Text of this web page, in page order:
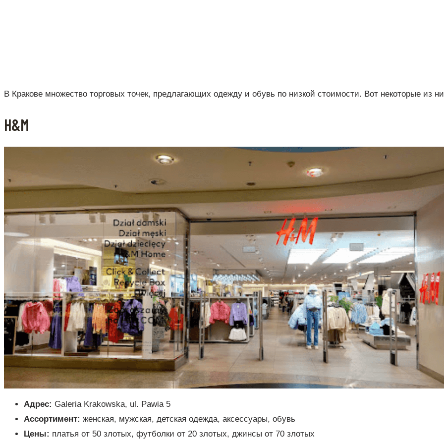
В Кракове множество торговых точек, предлагающих одежду и обувь по низкой стоимости. Вот некоторые из
H&M
Адрес: Galeria Krakowska, ul. Pawia 5
Ассортимент: женская, мужская, детская одежда, аксессуары, обувь
Цены: платья от 50 злотых, футболки от 20 злотых, джинсы от 70 злотых